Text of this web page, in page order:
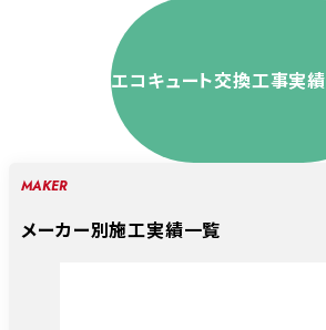
エコキュート交換工事実
MAKER
メーカー別施工実績一覧